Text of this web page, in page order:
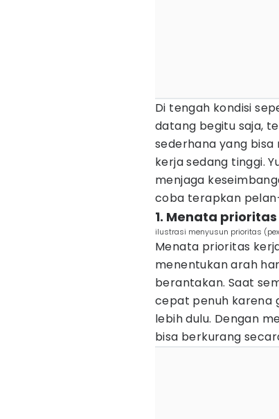
Di tengah kondisi
datang begitu saja,
sederhana yang
kerja sedang tinggi.
menjaga
coba terapkan
1. Menata
ilustrasi menyusun prioritas
Menata prioritas
menentukan arah
berantakan. Saat
cepat penuh karena
lebih dulu. Dengan
bisa berkurang